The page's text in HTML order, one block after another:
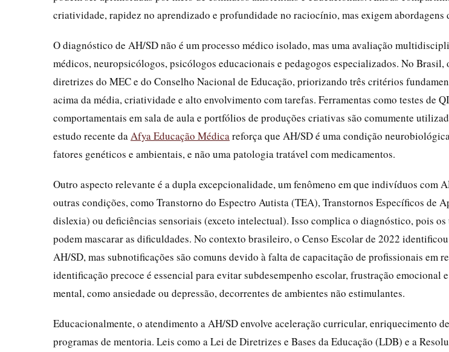
criatividade, rapidez no aprendizado e profundidade no raciocínio, mas exigem abordagens
O diagnóstico de AH/SD não é um processo médico isolado, mas uma avaliação
médicos, neuropsicólogos, psicólogos educacionais e pedagogos especializados. No Brasil,
diretrizes do MEC e do Conselho Nacional de Educação, priorizando três critérios
acima da média, criatividade e alto envolvimento com tarefas. Ferramentas como testes de
comportamentais em sala de aula e portfólios de produções criativas são comumente
estudo recente daAfya Educação Médicareforça que AH/SD é uma condição
fatores genéticos e ambientais, e não uma patologia tratável com medicamentos.
Outro aspecto relevante é a dupla excepcionalidade, um fenômeno em que indivíduos com
outras condições, como Transtorno do Espectro Autista (TEA), Transtornos Específicos de
dislexia) ou deficiências sensoriais (exceto intelectual). Isso complica o diagnóstico, pois os
podem mascarar as dificuldades. No contexto brasileiro, o Censo Escolar de 2022
AH/SD, mas subnotificações são comuns devido à falta de capacitação de profissionais em
identificação precoce é essencial para evitar subdesempenho escolar, frustração emocional
mental, como ansiedade ou depressão, decorrentes de ambientes não estimulantes.
Educacionalmente, o atendimento a AH/SD envolve aceleração curricular, enriquecimento
programas de mentoria. Leis como a Lei de Diretrizes e Bases da Educação (LDB) e a